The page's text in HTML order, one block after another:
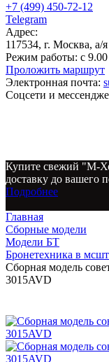
+7 (499) 450-72-12
Telegram
Адрес:
117534, г. Москва, а/
Режим работы: с
Проложить маршрут
Электронная почта:
Соцсети и
Купите свежий "М-
доставку до вашего
Подробнее
Главная
Сборные модели
Модели БТ
Бронетехника в
Сборная модель
3015AVD